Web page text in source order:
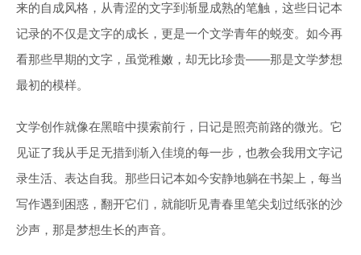
来的自成风格，从青涩的文字到渐显成熟的笔触，这些日记本
记录的不仅是文字的成长，更是一个文学青年的蜕变。如今再
看那些早期的文字，虽觉稚嫩，却无比珍贵——那是文学梦想
最初的模样。
文学创作就像在黑暗中摸索前行，日记是照亮前路的微光。它
见证了我从手足无措到渐入佳境的每一步，也教会我用文字记
录生活、表达自我。那些日记本如今安静地躺在书架上，每当
写作遇到困惑，翻开它们，就能听见青春里笔尖划过纸张的沙
沙声，那是梦想生长的声音。